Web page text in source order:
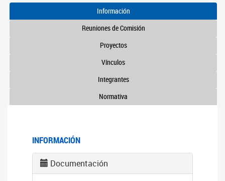
Información
Reuniones de Comisión
Proyectos
Vínculos
Integrantes
Normativa
INFORMACIÓN
Documentación